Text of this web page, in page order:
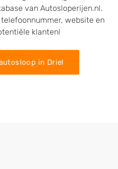
van Autosloperijen.nl.
website en
klanten!
in Driel